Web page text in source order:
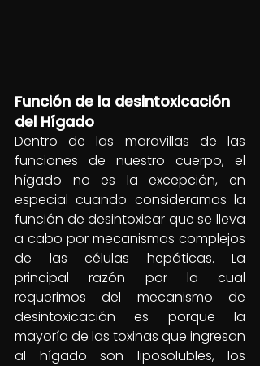
Función de la desintoxicación
del Hígado
Dentro de las maravillas de las
funciones de nuestro cuerpo, el
hígado no es la excepción, en
especial cuando consideramos la
función de desintoxicar que se lleva
a cabo por mecanismos complejos
de las células hepáticas. La
principal razón por la cual
requerimos del mecanismo de
desintoxicación es porque la
mayoría de las toxinas que ingresan
al hígado son liposolubles, los